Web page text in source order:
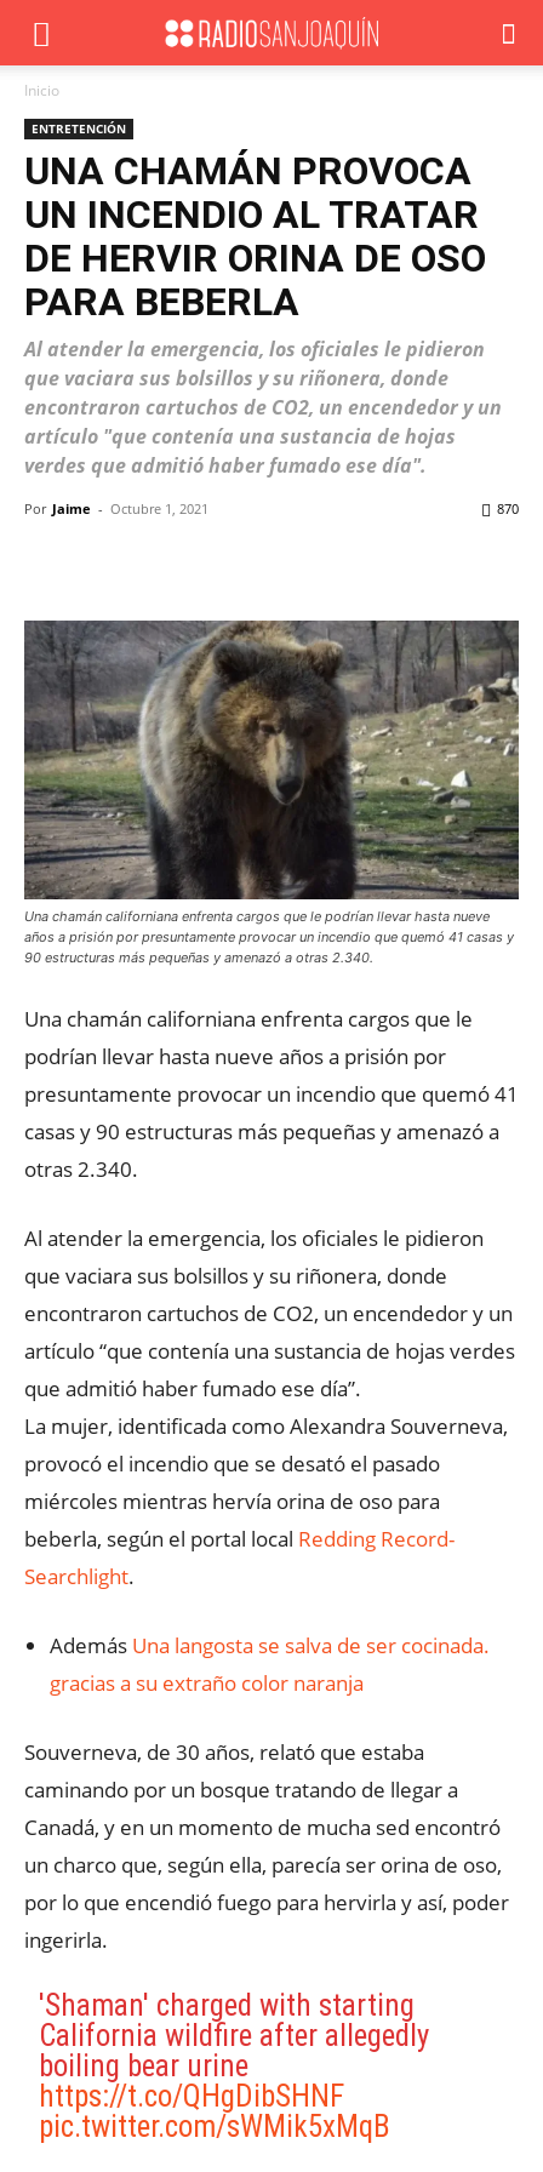
Inicio
ENTRETENCIÓN
UNA CHAMÁN PROVOCA
UN INCENDIO AL TRATAR
DE HERVIR ORINA DE OSO
PARA BEBERLA
Al atender la emergencia, los oficiales le pidieron
que vaciara sus bolsillos y su riñonera, donde
encontraron cartuchos de CO2, un encendedor y un
artículo "que contenía una sustancia de hojas
verdes que admitió haber fumado ese día".
Por Jaime - Octubre 1, 2021 870
Una chamán californiana enfrenta cargos que le podrían llevar hasta nueve
años a prisión por presuntamente provocar un incendio que quemó 41 casas y
90 estructuras más pequeñas y amenazó a otras 2.340.
Una chamán californiana enfrenta cargos que le
podrían llevar hasta nueve años a prisión por
presuntamente provocar un incendio que quemó 41
casas y 90 estructuras más pequeñas y amenazó a
otras 2.340.
Al atender la emergencia, los oficiales le pidieron
que vaciara sus bolsillos y su riñonera, donde
encontraron cartuchos de CO2, un encendedor y un
artículo “que contenía una sustancia de hojas verdes
que admitió haber fumado ese día”.
La mujer, identificada como Alexandra Souverneva,
provocó el incendio que se desató el pasado
miércoles mientras hervía orina de oso para
beberla, según el portal local Redding Record-
Searchlight.
Además Una langosta se salva de ser cocinada.
gracias a su extraño color naranja
Souverneva, de 30 años, relató que estaba
caminando por un bosque tratando de llegar a
Canadá, y en un momento de mucha sed encontró
un charco que, según ella, parecía ser orina de oso,
por lo que encendió fuego para hervirla y así, poder
ingerirla.
'Shaman' charged with starting
California wildfire after allegedly
boiling bear urine
https://t.co/QHgDibSHNF
pic.twitter.com/sWMik5xMqB